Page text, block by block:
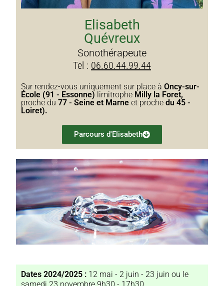
Dates 2024/2025 : 12 mai - 2 juin - 23 juin ou le
Elisabeth
Quévreux
Sonothérapeute
Tel : 06.60.44.99.44
Sur rendez-vous uniquement sur place àOncy-sur-
École (91 - Essonne) limitrophe Milly la Foret,
proche du77 - Seine et Marne et prochedu 45 -
Loiret).
Parcours d'Elisabeth